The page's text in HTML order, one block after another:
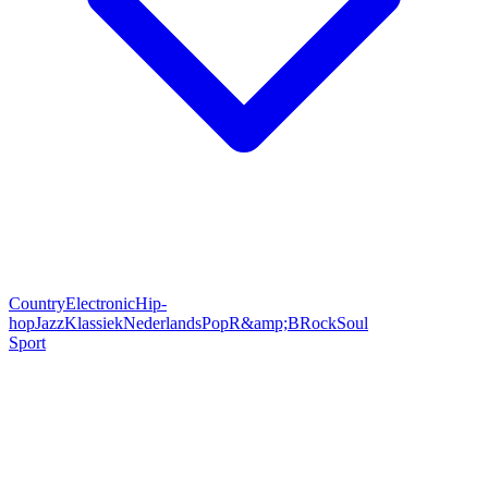
CountryElectronicHip-
hopJazzKlassiekNederlandsPopR&amp;BRockSoul
Sport